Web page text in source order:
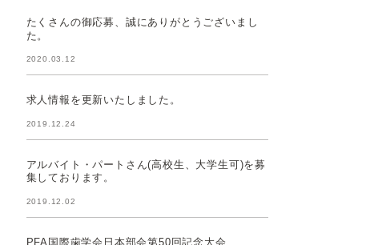
たくさんの御応募、誠にありがとうございまし
た。
2020.03.12
求人情報を更新いたしました。
2019.12.24
アルバイト・パートさん(高校生、大学生可)を募
集しております。
2019.12.02
PFA国際歯学会日本部会第50回記念大会